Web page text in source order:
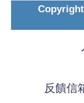
反饋信